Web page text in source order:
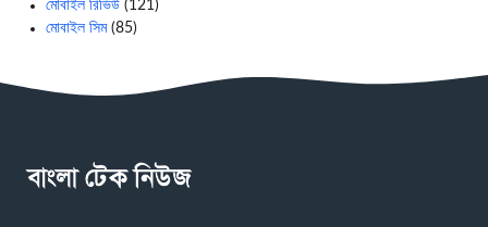
মোবাইল রিভিউ (121)
মোবাইল সিম(85)